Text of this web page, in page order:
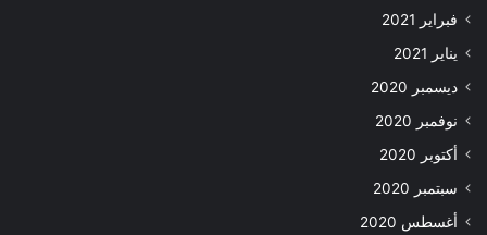
فبراير 2021
يناير 2021
ديسمبر 2020
نوفمبر 2020
أكتوبر 2020
سبتمبر 2020
أغسطس 2020